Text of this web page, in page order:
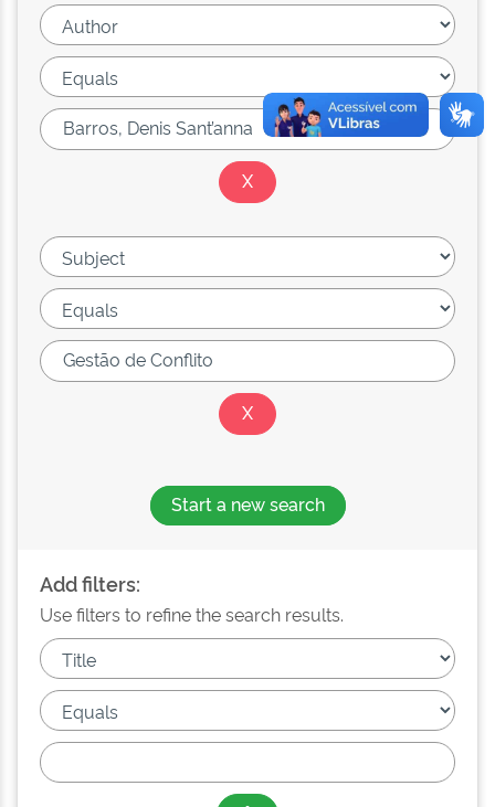
Start a new search
Add filters:
Use filters to refine the search results.